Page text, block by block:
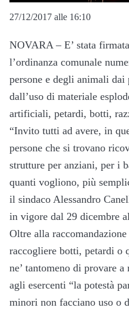
27/12/2017 alle 16:10
NOVARA – E’ stata
l’ordinanza comunale
persone e degli animali
dall’uso di materiale
artificiali, petardi, botti,
“Invito tutti ad avere, in
persone che si trovano
strutture per anziani, per i
quanti vogliono, più
il sindaco Alessandro
in vigore dal 29 dicembre
Oltre alla
raccogliere botti, petardi o
ne’ tantomeno di provare
agli esercenti “la potestà
minori non facciano uso o